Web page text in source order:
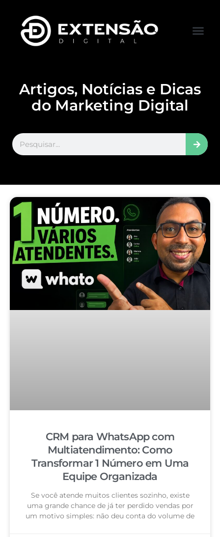
Artigos, Notícias e Dicas
do Marketing Digital
CRM para WhatsApp com
Multiatendimento: Como
Transformar 1 Número em Uma
Equipe Organizada
Se você atende muitos clientes sozinho, existe
uma grande chance de já ter perdido vendas por
um motivo simples: não deu conta do volume de